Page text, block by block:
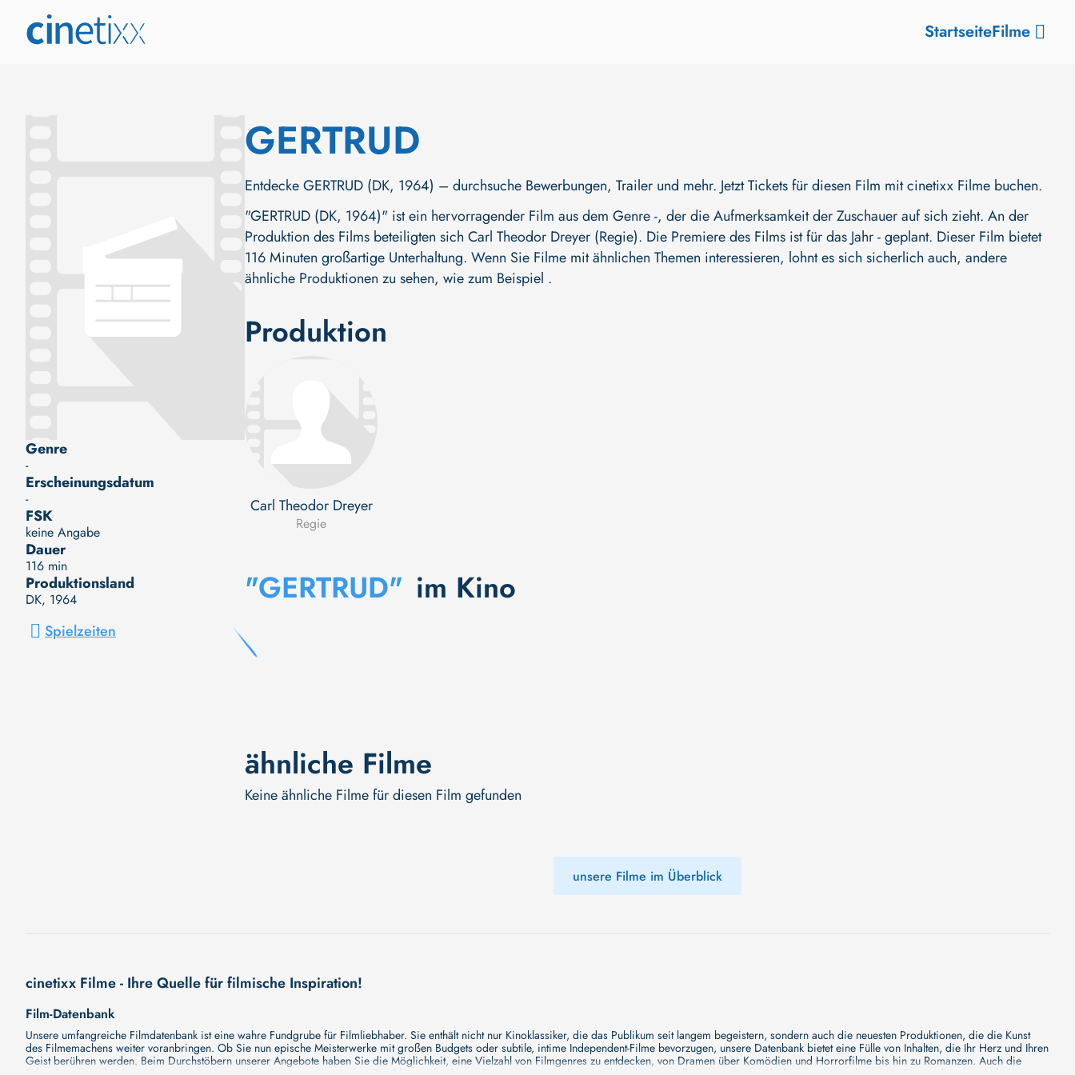
StartseiteFilme
Genre
-
Erscheinungsdatum
-
FSK
keine Angabe
Dauer
116 min
Produktionsland
DK, 1964
Spielzeiten
GERTRUD
Entdecke GERTRUD (DK, 1964) – durchsuche Bewerbungen, Trailer und mehr. Jetzt Tickets für diesen Film mit cinetixx Filme buchen.
"GERTRUD (DK, 1964)" ist ein hervorragender Film aus dem Genre -, der die Aufmerksamkeit der Zuschauer auf sich zieht. An der
Produktion des Films beteiligten sich Carl Theodor Dreyer (Regie). Die Premiere des Films ist für das Jahr - geplant. Dieser Film bietet
116 Minuten großartige Unterhaltung. Wenn Sie Filme mit ähnlichen Themen interessieren, lohnt es sich sicherlich auch, andere
ähnliche Produktionen zu sehen, wie zum Beispiel .
Produktion
Carl Theodor Dreyer
Regie
"GERTRUD" im Kino
ähnliche Filme
Keine ähnliche Filme für diesen Film gefunden
unsere Filme im Überblick
cinetixx Filme - Ihre Quelle für filmische Inspiration!
Film-Datenbank
Unsere umfangreiche Filmdatenbank ist eine wahre Fundgrube für Filmliebhaber. Sie enthält nicht nur Kinoklassiker, die das Publikum seit langem begeistern, sondern auch die neuesten Produktionen, die die Kunst
des Filmemachens weiter voranbringen. Ob Sie nun epische Meisterwerke mit großen Budgets oder subtile, intime Independent-Filme bevorzugen, unsere Datenbank bietet eine Fülle von Inhalten, die Ihr Herz und Ihren
Geist berühren werden. Beim Durchstöbern unserer Angebote haben Sie die Möglichkeit, eine Vielzahl von Filmgenres zu entdecken, von Dramen über Komödien und Horrorfilme bis hin zu Romanzen. Auch die